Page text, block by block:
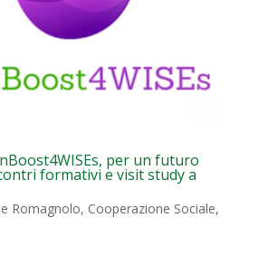
per un futuro
formativi e visit study a
Romagnolo, Cooperazione Sociale,